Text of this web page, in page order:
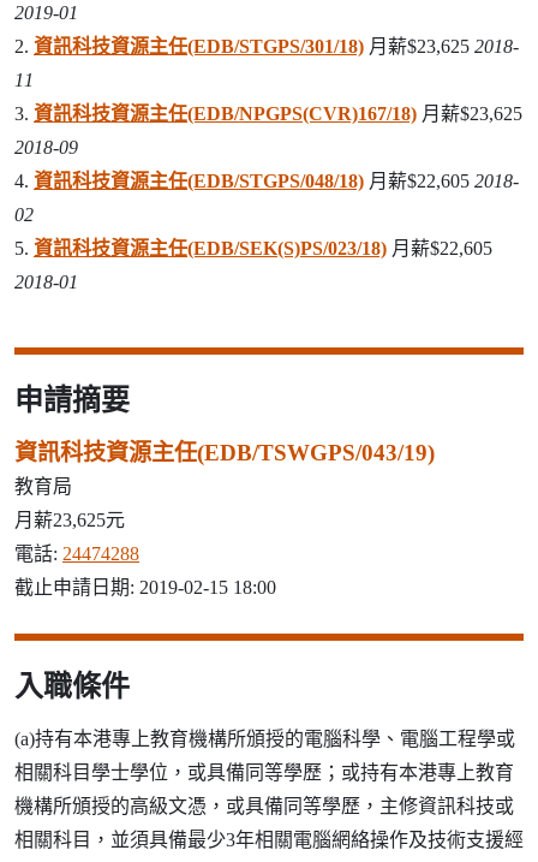
2019-01
2. 資訊科技資源主任(EDB/STGPS/301/18) 月薪$23,625 2018-
11
3. 資訊科技資源主任(EDB/NPGPS(CVR)167/18) 月薪$23,625
2018-09
4. 資訊科技資源主任(EDB/STGPS/048/18) 月薪$22,605 2018-
02
5. 資訊科技資源主任(EDB/SEK(S)PS/023/18) 月薪$22,605
2018-01
申請摘要
資訊科技資源主任(EDB/TSWGPS/043/19)
教育局
月薪23,625元
電話: 24474288
截止申請日期: 2019-02-15 18:00
入職條件
(a)持有本港專上教育機構所頒授的電腦科學、電腦工程學或
相關科目學士學位，或具備同等學歷；或持有本港專上教育
機構所頒授的高級文憑，或具備同等學歷，主修資訊科技或
相關科目，並須具備最少3年相關電腦網絡操作及技術支援經